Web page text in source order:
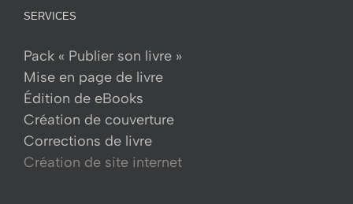
SERVICES
Pack « Publier son livre »
Mise en page de livre
Édition de eBooks
Création de couverture
Corrections de livre
Création de site internet